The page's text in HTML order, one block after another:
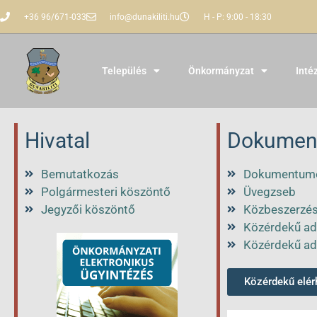
+36 96/671-033 info@dunakiliti.hu H - P: 9:00 - 18:30
Település Önkormányzat
Hivatal
Bemutatkozás
Polgármesteri köszöntő
Jegyzői köszöntő
Üvegzseb
Közérdekű
Közérdekű
Közérdekű